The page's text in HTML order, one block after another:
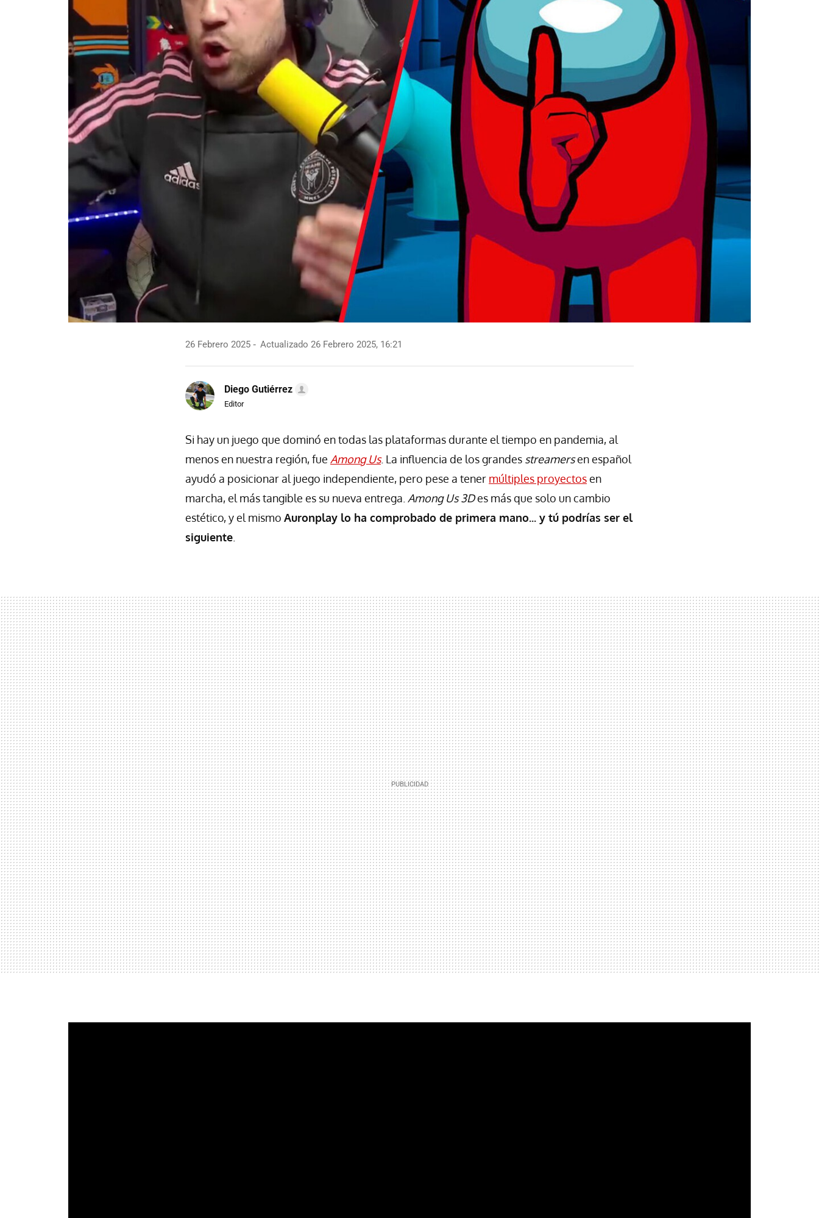
26 Febrero 2025 Actualizado 26 Febrero 2025, 16:21
Diego Gutiérrez
Editor
Si hay un juego que dominó en todas las plataformas durante el tiempo en pandemia, al
menos en nuestra región, fue Among Us. La influencia de los grandes streamersen español
ayudó a posicionar al juego independiente, pero pese a tener múltiples proyectosen
marcha, el más tangible es su nueva entrega. Among Us 3Des más que solo un cambio
estético, y el mismo Auronplay lo ha comprobado de primera mano... y tú podrías ser el
siguiente